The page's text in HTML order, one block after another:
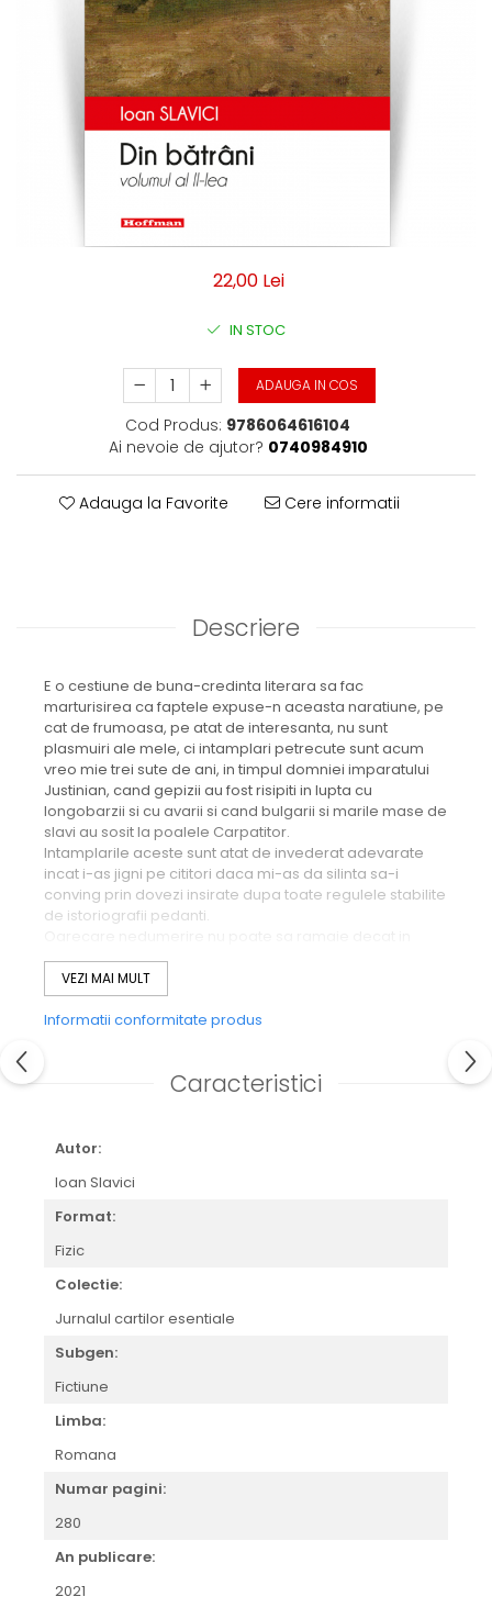
Universala
Non-fictiune
Memorii, biografii si jurnale
Publicistica, Reportaje, Interviuri
Stiinte umaniste
22,00 Lei
IN STOC
ADAUGA IN COS
Cod Produs: 9786064616104
Ai nevoie de ajutor? 0740984910
Adauga la Favorite Cere informatii
Descriere
E o cestiune de buna-credinta literara sa fac
marturisirea ca faptele expuse-n aceasta naratiune, pe
cat de frumoasa, pe atat de interesanta, nu sunt
plasmuiri ale mele, ci intamplari petrecute sunt acum
vreo mie trei sute de ani, in timpul domniei imparatului
Justinian, cand gepizii au fost risipiti in lupta cu
longobarzii si cu avarii si cand bulgarii si marile mase de
slavi au sosit la poalele Carpatitor.
Intamplarile aceste sunt atat de invederat adevarate
incat i-as jigni pe cititori daca mi-as da silinta sa-i
conving prin dovezi insirate dupa toate regulele stabilite
de istoriografii pedanti.
inimile cititorilor, care n-au avut inca multumirea de a
cunoaste din propria lor intuitiune poienile ce se-ntind in
culmile Bucegilor si vaile ce se deschid din ele spre
sesul de la Dunare.
VEZI MAI MULT
Informatii conformitate produs
Caracteristici
Autor:
Ioan Slavici
Format:
Fizic
Colectie:
Jurnalul cartilor esentiale
Subgen:
Fictiune
Limba:
Romana
Numar pagini:
280
An publicare:
2021